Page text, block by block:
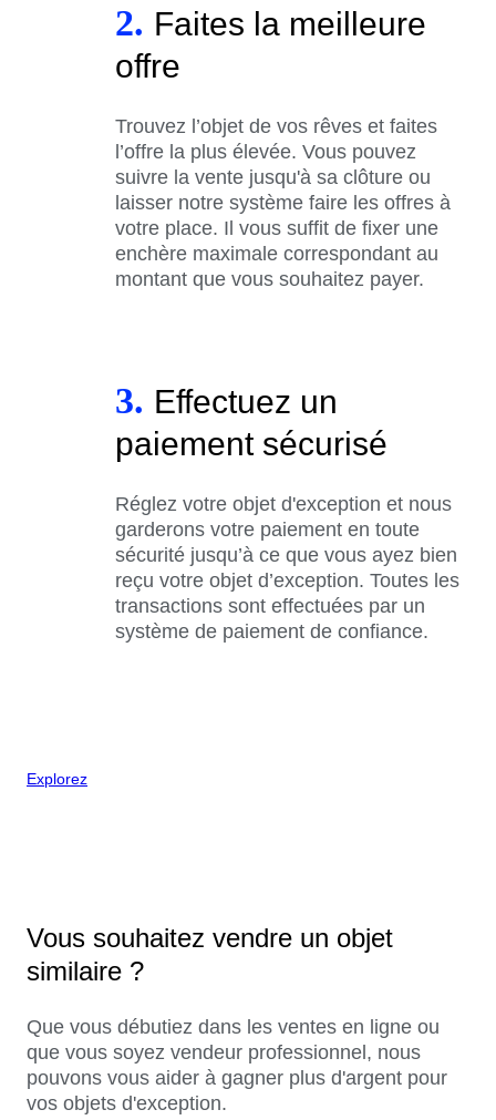
2. Faites la meilleure
offre
Trouvez l’objet de vos rêves et faites
l’offre la plus élevée. Vous pouvez
suivre la vente jusqu'à sa clôture ou
laisser notre système faire les offres à
votre place. Il vous suffit de fixer une
enchère maximale correspondant au
montant que vous souhaitez payer.
3. Effectuez un
paiement sécurisé
Réglez votre objet d'exception et nous
garderons votre paiement en toute
sécurité jusqu’à ce que vous ayez bien
reçu votre objet d’exception. Toutes les
transactions sont effectuées par un
système de paiement de confiance.
Explorez
Vous souhaitez vendre un objet
similaire ?
Que vous débutiez dans les ventes en ligne ou
que vous soyez vendeur professionnel, nous
pouvons vous aider à gagner plus d'argent pour
vos objets d'exception.